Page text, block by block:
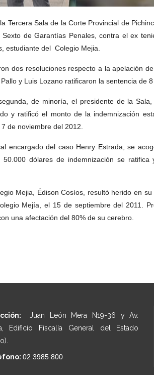
Tercera Sala de la Corte Provincial de
de Garantías Penales, contra el ex
estudiante del Colegio Mejia.
dos resoluciones respecto a la apelación
y Luis Lozano ratificaron la sentencia de
de minoría, el presidente de la
y ratificó el monto de la indemnización
de noviembre del 2012.
encargado del caso Henry Estrada, se
dólares de indemnización se
Mejia, Édison Cosíos, resultó herido en
Mejía, el 15 de septiembre del 2011.
una afectación del 80% de su cerebro.
Juan León Mera N19-36 y Av.
Edificio Fiscalía General del Estado
02 3985 800